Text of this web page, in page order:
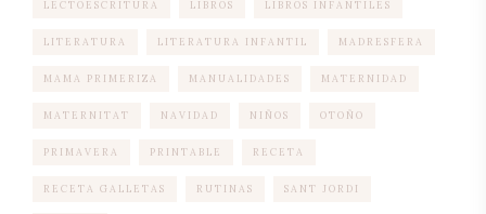
LECTOESCRITURA LIBROS LIBROS INFANTILES
LITERATURA LITERATURA INFANTIL MADRESFERA
MAMA PRIMERIZA MANUALIDADES MATERNIDAD
MATERNITAT NAVIDAD NIÑOS OTOÑO
PRIMAVERA PRINTABLE RECETA
RECETA GALLETAS RUTINAS SANT JORDI